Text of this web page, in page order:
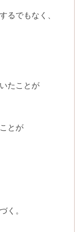
るでもなく、
たことが
とが
く。